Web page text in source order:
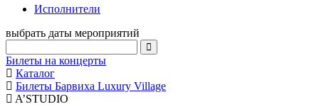
Исполнители
выбрать даты мероприятий
Билеты на концерты
Каталог
Билеты Барвиха Luxury Village
A’STUDIO